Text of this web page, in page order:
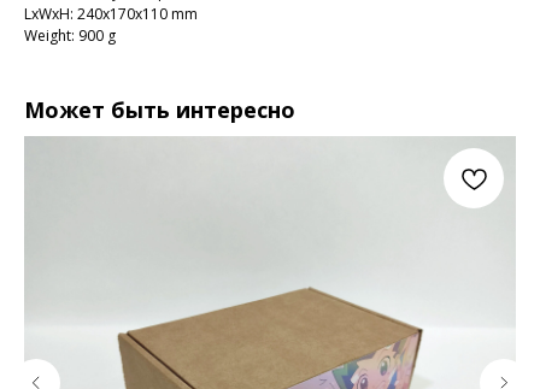
LxWxH: 240x170x110 mm
Weight: 900 g
Может быть интересно